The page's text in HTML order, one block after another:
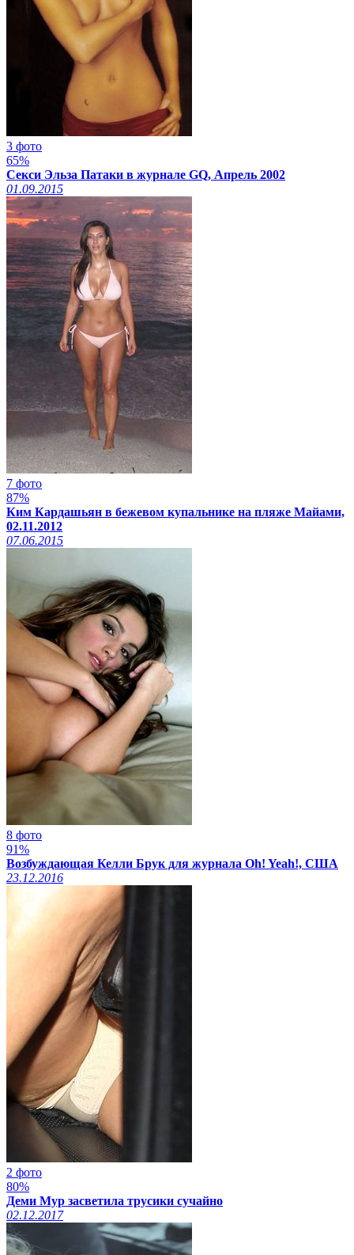
3 фото
65%
Секси Эльза Патаки в журнале GQ, Апрель 2002
01.09.2015
7 фото
87%
Ким Кардашьян в бежевом купальнике на пляже Майами,
02.11.2012
07.06.2015
8 фото
91%
Возбуждающая Келли Брук для журнала Oh! Yeah!, США
23.12.2016
2 фото
80%
Деми Мур засветила трусики сучайно
02.12.2017